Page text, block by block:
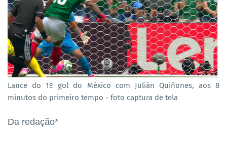
Lance do 1º gol do México com Julián Quiñones, aos 8
minutos do primeiro tempo - foto captura de tela
Da redação*